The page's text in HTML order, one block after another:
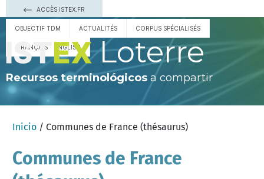
ACCÈS ISTEX.FR
OBJECTIF TDM ACTUALITÉS CORPUS SPÉCIALISÉS
FRANÇAIS ENGLISH Loterre
Recursos terminológicos a compartir
Inicio / Communes de France (thésaurus)
Communes de France